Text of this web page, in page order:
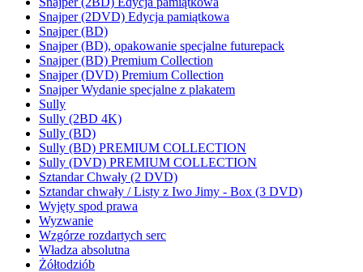
Snajper (2DVD) Edycja pamiątkowa
Snajper (BD)
Snajper (BD), opakowanie specjalne futurepack
Snajper (BD) Premium Collection
Snajper (DVD) Premium Collection
Snajper Wydanie specjalne z plakatem
Sully
Sully (2BD 4K)
Sully (BD)
Sully (BD) PREMIUM COLLECTION
Sully (DVD) PREMIUM COLLECTION
Sztandar Chwały (2 DVD)
Sztandar chwały / Listy z Iwo Jimy - Box (3 DVD)
Wyjęty spod prawa
Wyzwanie
Wzgórze rozdartych serc
Władza absolutna
Żółtodziób